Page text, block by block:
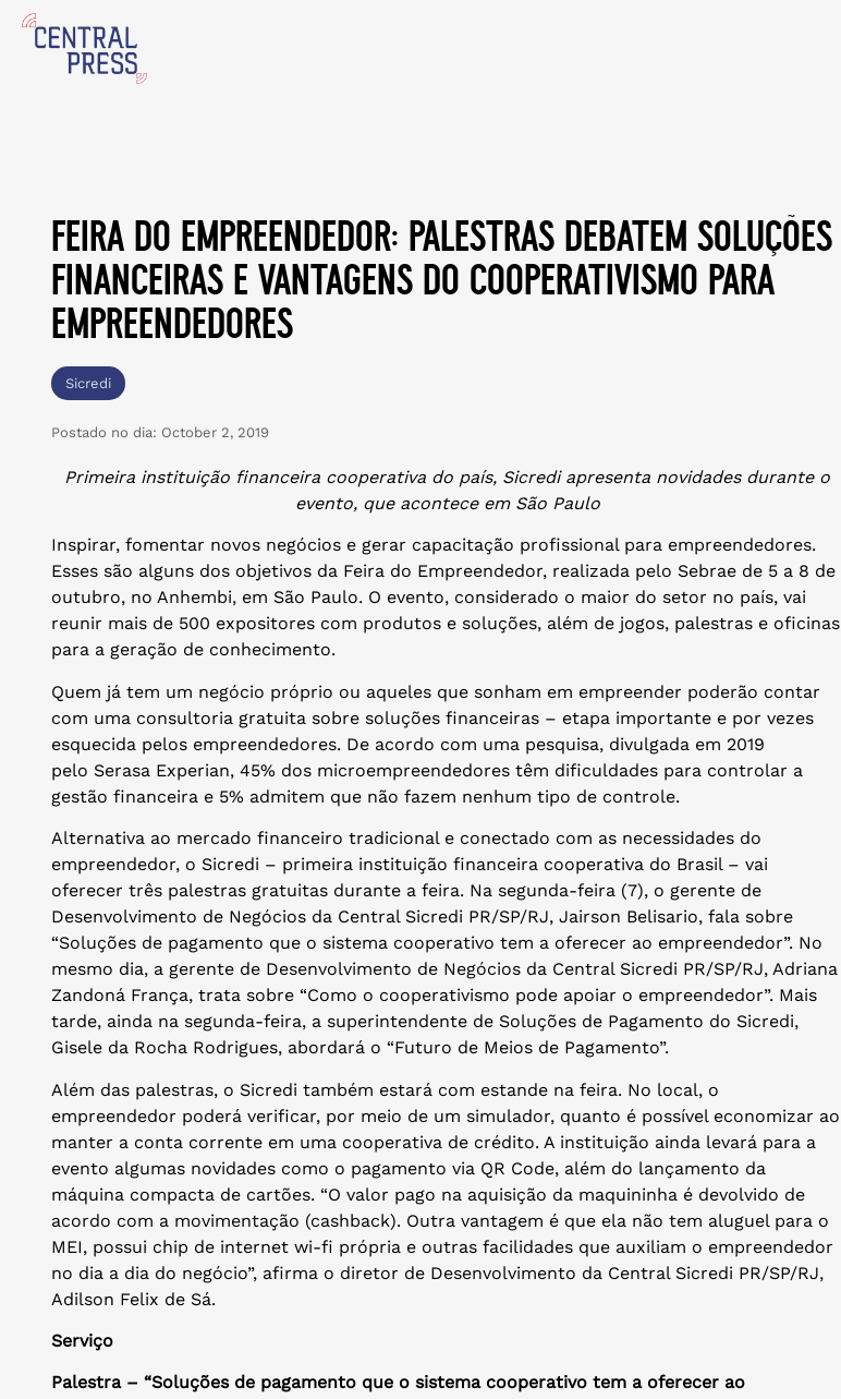
feira do empreendedor: palestras debatem soluções
financeiras e vantagens do cooperativismo para
empreendedores
Sicredi
Postado no dia: October 2, 2019
Primeira instituição financeira cooperativa do país, Sicredi apresenta novidades durante o
evento, que acontece em São Paulo
Inspirar, fomentar novos negócios e gerar capacitação profissional para empreendedores.
Esses são alguns dos objetivos da Feira do Empreendedor, realizada pelo Sebrae de 5 a 8 de
outubro, no Anhembi, em São Paulo. O evento, considerado o maior do setor no país, vai
reunir mais de 500 expositores com produtos e soluções, além de jogos, palestras e oficinas
para a geração de conhecimento.
Quem já tem um negócio próprio ou aqueles que sonham em empreender poderão contar
com uma consultoria gratuita sobre soluções financeiras – etapa importante e por vezes
esquecida pelos empreendedores. De acordo com uma pesquisa, divulgada em 2019
pelo Serasa Experian, 45% dos microempreendedores têm dificuldades para controlar a
gestão financeira e 5% admitem que não fazem nenhum tipo de controle.
Alternativa ao mercado financeiro tradicional e conectado com as necessidades do
empreendedor, o Sicredi – primeira instituição financeira cooperativa do Brasil – vai
oferecer três palestras gratuitas durante a feira. Na segunda-feira (7), o gerente de
Desenvolvimento de Negócios da Central Sicredi PR/SP/RJ, Jairson Belisario, fala sobre
“Soluções de pagamento que o sistema cooperativo tem a oferecer ao empreendedor”. No
mesmo dia, a gerente de Desenvolvimento de Negócios da Central Sicredi PR/SP/RJ, Adriana
Zandoná França, trata sobre “Como o cooperativismo pode apoiar o empreendedor”. Mais
tarde, ainda na segunda-feira, a superintendente de Soluções de Pagamento do Sicredi,
Gisele da Rocha Rodrigues, abordará o “Futuro de Meios de Pagamento”.
Além das palestras, o Sicredi também estará com estande na feira. No local, o
empreendedor poderá verificar, por meio de um simulador, quanto é possível economizar ao
manter a conta corrente em uma cooperativa de crédito. A instituição ainda levará para a
evento algumas novidades como o pagamento via QR Code, além do lançamento da
máquina compacta de cartões. “O valor pago na aquisição da maquininha é devolvido de
acordo com a movimentação (cashback). Outra vantagem é que ela não tem aluguel para o
MEI, possui chip de internet wi-fi própria e outras facilidades que auxiliam o empreendedor
no dia a dia do negócio”, afirma o diretor de Desenvolvimento da Central Sicredi PR/SP/RJ,
Adilson Felix de Sá.
Serviço
Palestra – “Soluções de pagamento que o sistema cooperativo tem a oferecer ao